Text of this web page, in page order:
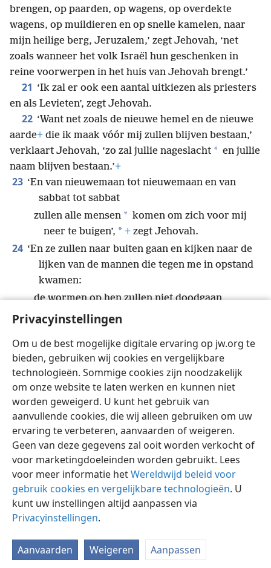
Privacyinstellingen
Om u de best mogelijke digitale ervaring op jw.org te
bieden, gebruiken wij cookies en vergelijkbare
technologieën. Sommige cookies zijn noodzakelijk
om onze website te laten werken en kunnen niet
worden geweigerd. U kunt het gebruik van
aanvullende cookies, die wij alleen gebruiken om uw
ervaring te verbeteren, aanvaarden of weigeren.
Geen van deze gegevens zal ooit worden verkocht of
voor marketingdoeleinden worden gebruikt. Lees
voor meer informatie hetWereldwijd beleid voor
gebruik cookies en vergelijkbare technologieën. U
kunt uw instellingen altijd aanpassen via
Privacyinstellingen.
Aanvaarden Weigeren Aanpassen
brengen, op paarden, op wagens, op overdekte
wagens, op muildieren en op snelle kamelen, naar
mijn heilige berg, Jeruzalem,’ zegt Jehovah, ‘net
zoals wanneer het volk Israël hun geschenken in
reine voorwerpen in het huis van Jehovah brengt.’
21 ‘Ik zal er ook een aantal uitkiezen als priesters
en als Levieten’, zegt Jehovah.
22 ‘Want net zoals de nieuwe hemel en de nieuwe
aarde+ die ik maak vóór mij zullen blijven bestaan,’
verklaart Jehovah, ‘zo zal jullie nageslacht * en jullie
naam blijven bestaan.’+
23 ‘En van nieuwemaan tot nieuwemaan en van
sabbat tot sabbat
zullen alle mensen * komen om zich voor mij
neer te buigen’, * + zegt Jehovah.
24 ‘En ze zullen naar buiten gaan en kijken naar de
lijken van de mannen die tegen me in opstand
kwamen:
de wormen op hen zullen niet doodgaan,
het vuur dat hen verteert zal niet uitgedoofd
en ze zullen iets weerzinwekkends voor alle
mensen * worden.’
Nederlands Delen Instellingen
Copyright © 2026 Watch Tower Bible and Tract Society of Pennsylvania
Gebruiksvoorwaarden Privacybeleid
Privacyinstellingen
JW.ORG
Inloggen